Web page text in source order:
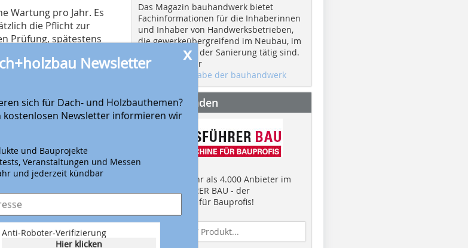
Wartung pro Jahr. Es
die Pflicht zur
Prüfung, spätestens
die Anlage geprüft
einige
ich meistens
für
Generell kann man
Zeitabstand der
Industrie- oder
Verband der
jährlich eine
vor
Absturzsicherung
x
Newsletter
sich für Dach- und Holzbauthemen?
kostenlosen Newsletter informieren wir
und Bauprojekte
Veranstaltungen und Messen
und jederzeit kündbar
Anti-Roboter-Verifizierung
Hier klicken
Das Magazin bauhandwerk bietet
Fachinformationen für die Inhaberinnen
und Inhaber von Handwerksbetrieben,
die gewerkeübergreifend im Neubau, im
Ausbau und in der Sanierung tätig sind.
Hier geht es zur
aktuellen Ausgabe der bauhandwerk
Anbieter finden
Finden Sie mehr als 4.000 Anbieter im
EINKAUFSFÜHRER BAU - der
Suchmaschine für Bauprofis!